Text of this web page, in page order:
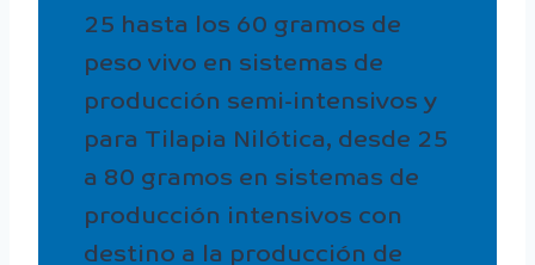
25 hasta los 60 gramos de
peso vivo en sistemas de
producción semi-intensivos y
para Tilapia Nilótica, desde 25
a 80 gramos en sistemas de
producción intensivos con
destino a la producción de